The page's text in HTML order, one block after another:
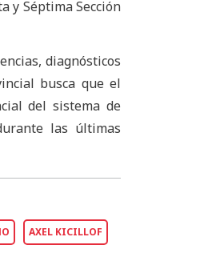
y Séptima Sección
diagnósticos
busca que el
del sistema de
las últimas
AXEL KICILLOF